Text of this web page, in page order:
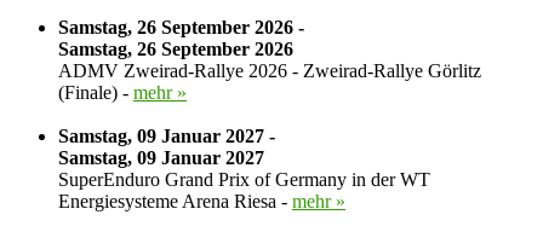
Samstag, 26 September 2026 -
Samstag, 26 September 2026
ADMV Zweirad-Rallye 2026 - Zweirad-Rallye Görlitz
(Finale) - mehr »
Samstag, 09 Januar 2027 -
Samstag, 09 Januar 2027
SuperEnduro Grand Prix of Germany in der WT
Energiesysteme Arena Riesa - mehr »